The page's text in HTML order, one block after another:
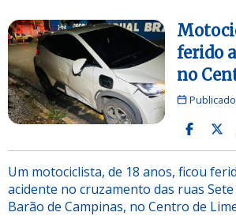
ferido
no
Publicado
Um motociclista, de 18 anos, ficou
acidente no cruzamento das ruas
Barão de Campinas, no Centro de